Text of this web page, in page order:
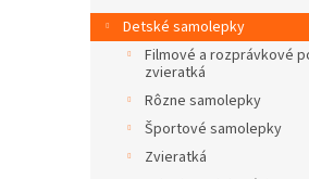
ý
p
Detské samolepky
Filmové a rozprávkové
zvieratká
Rôzne samolepky
Športové samolepky
Zvieratká